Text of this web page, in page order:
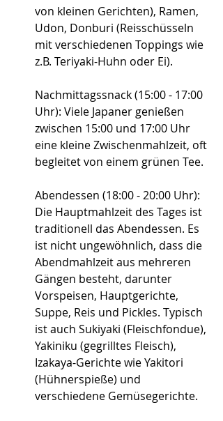
von kleinen Gerichten), Ramen,
Udon, Donburi (Reisschüsseln
mit verschiedenen Toppings wie
z.B. Teriyaki-Huhn oder Ei).
Nachmittagssnack (15:00 - 17:00
Uhr): Viele Japaner genießen
zwischen 15:00 und 17:00 Uhr
eine kleine Zwischenmahlzeit, oft
begleitet von einem grünen Tee.
Abendessen (18:00 - 20:00 Uhr):
Die Hauptmahlzeit des Tages ist
traditionell das Abendessen. Es
ist nicht ungewöhnlich, dass die
Abendmahlzeit aus mehreren
Gängen besteht, darunter
Vorspeisen, Hauptgerichte,
Suppe, Reis und Pickles. Typisch
ist auch Sukiyaki (Fleischfondue),
Yakiniku (gegrilltes Fleisch),
Izakaya-Gerichte wie Yakitori
(Hühnerspieße) und
verschiedene Gemüsegerichte.